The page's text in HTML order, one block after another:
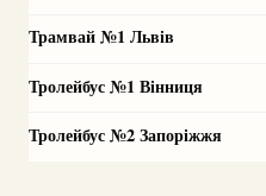
Трамвай №1 Львів
Тролейбус №1 Вінниця
Тролейбус №2 Запоріжжя